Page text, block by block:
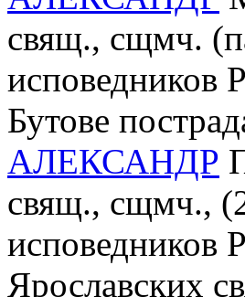
свящ., сщмч.
исповедников
Бутове
АЛЕКСАНДР
свящ., сщмч.,
исповедников
Ярославских